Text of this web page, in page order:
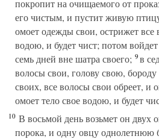
покропит на очищаемого от
его чистым, и пустит живую
омоет одежды свои, острижет все
водою, и будет чист; потом
семь дней вне шатра своего; 9в
волосы свои, голову свою,
своих, все волосы свои обреет, и
омоет тело свое водою, и будет
10 В восьмой день возьмет он двух
порока, и одну овцу однолетнюю